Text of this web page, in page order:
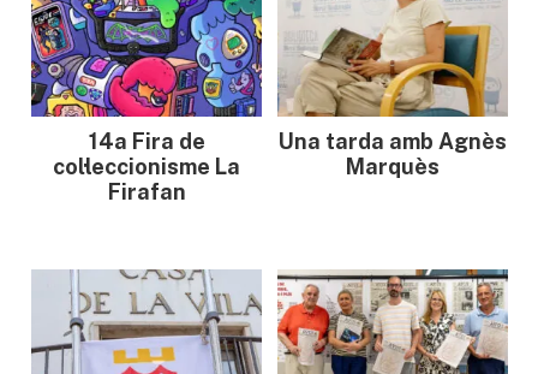
14a Fira de
col·leccionisme La
Firafan
Una tarda amb Agnès
Marquès